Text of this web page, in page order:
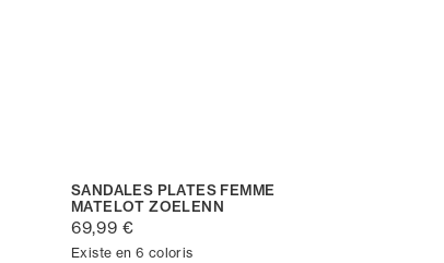
SANDALES PLATES FEMME
MATELOT ZOELENN
69,99 €
Existe en 6 coloris